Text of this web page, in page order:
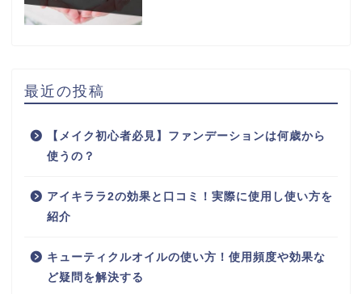
最近の投稿
【メイク初心者必見】ファンデーションは何歳から
使うの？
アイキララ2の効果と口コミ！実際に使用し使い方を
紹介
キューティクルオイルの使い方！使用頻度や効果な
ど疑問を解決する